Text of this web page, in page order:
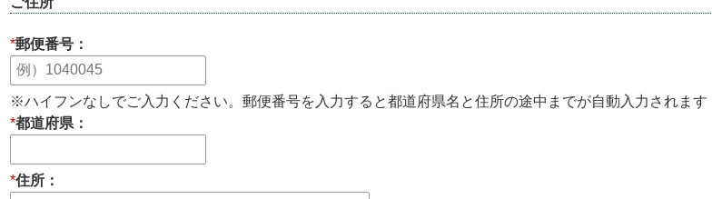
*郵便番号：
※ハイフンなしでご入力ください。郵便番号を入力すると都道府県名と住所の途中までが自動入力されます
*都道府県：
*住所：